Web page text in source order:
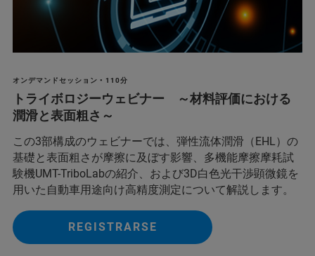
オンデマンドセッション • 110分
トライボロジーウェビナー ～材料評価における
潤滑と表面粗さ～
この3部構成のウェビナーでは、弾性流体潤滑（EHL）の
基礎と表面粗さが摩擦に及ぼす影響、多機能摩擦摩耗試
験機UMT-TriboLabの紹介、および3D白色光干渉顕微鏡を
用いた自動車用途向け高精度測定について解説します。
REGISTRARSE